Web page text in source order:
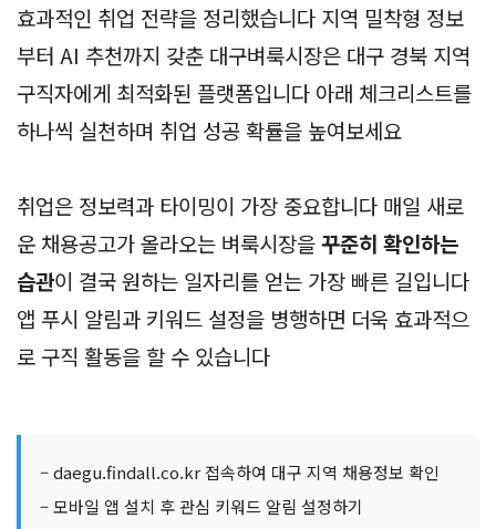
효과적인 취업 전략을 정리했습니다 지역 밀착형 정보
부터 AI 추천까지 갖춘 대구벼룩시장은 대구 경북 지역
구직자에게 최적화된 플랫폼입니다 아래 체크리스트를
하나씩 실천하며 취업 성공 확률을 높여보세요
취업은 정보력과 타이밍이 가장 중요합니다 매일 새로
운 채용공고가 올라오는 벼룩시장을꾸준히 확인하는
습관이 결국 원하는 일자리를 얻는 가장 빠른 길입니다
앱 푸시 알림과 키워드 설정을 병행하면 더욱 효과적으
로 구직 활동을 할 수 있습니다
– daegu.findall.co.kr 접속하여 대구 지역 채용정보 확인
– 모바일 앱 설치 후 관심 키워드 알림 설정하기